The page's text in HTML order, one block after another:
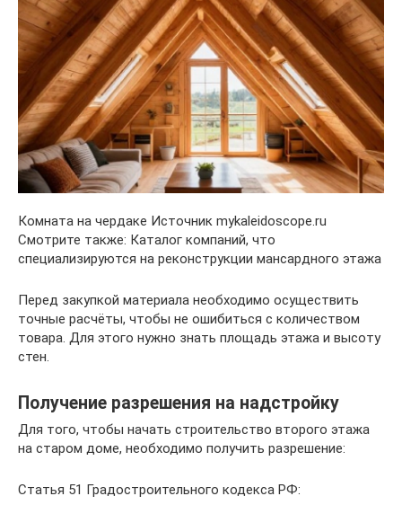
Комната на чердаке Источник mykaleidoscope.ru
Смотрите также: Каталог компаний, что
специализируются на реконструкции мансардного этажа
Перед закупкой материала необходимо осуществить
точные расчёты, чтобы не ошибиться с количеством
товара. Для этого нужно знать площадь этажа и высоту
стен.
Получение разрешения на надстройку
Для того, чтобы начать строительство второго этажа
на старом доме, необходимо получить разрешение:
Статья 51 Градостроительного кодекса РФ: